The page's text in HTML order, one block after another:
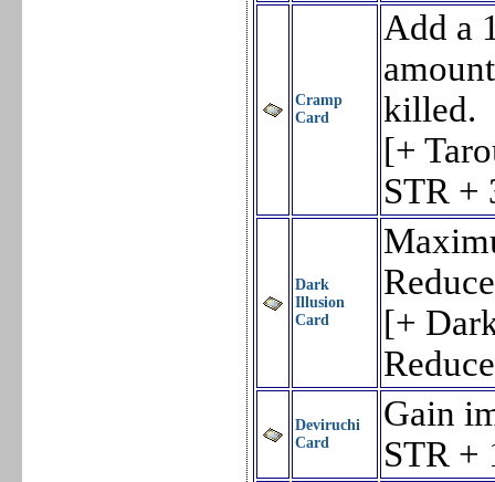
Cramp
Card
Add a
killed.
[+
STR +
Dark
Illusion
Card
[+
Deviruchi
Card
Gain
STR +